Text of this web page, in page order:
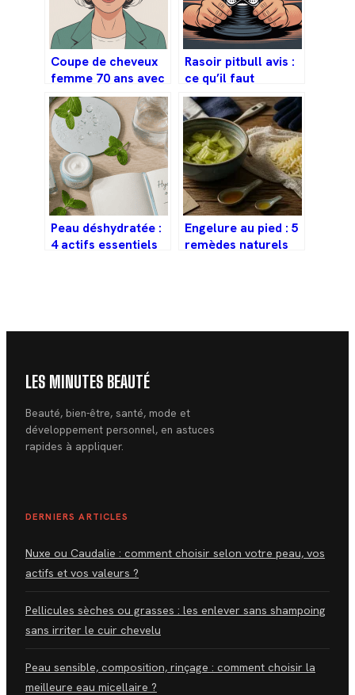
Coupe de cheveux
femme 70 ans avec
lunettes : les
meilleures idées à
adopter
Rasoir pitbull avis :
ce qu’il faut
vraiment savoir
avant d’acheter
Peau déshydratée :
4 actifs essentiels
Engelure au pied : 5
remèdes naturels
LES MINUTES BEAUTÉ
Beauté, bien-être, santé, mode et
développement personnel, en astuces
rapides à appliquer.
DERNIERS ARTICLES
Nuxe ou Caudalie : comment choisir selon votre peau, vos
actifs et vos valeurs ?
Pellicules sèches ou grasses : les enlever sans shampoing
sans irriter le cuir chevelu
Peau sensible, composition, rinçage : comment choisir la
meilleure eau micellaire ?